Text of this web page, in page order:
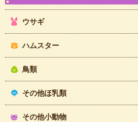
ウサギ
ハムスター
鳥類
その他ほ乳類
その他小動物